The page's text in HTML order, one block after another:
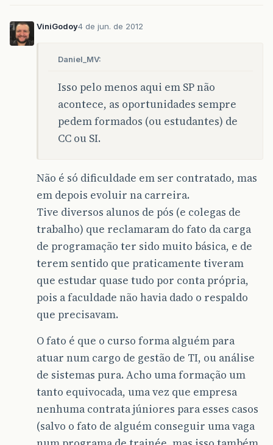
ViniGodoy4 de jun. de 2012
Daniel_MV:
Isso pelo menos aqui em SP não
acontece, as oportunidades sempre
pedem formados (ou estudantes) de
CC ou SI.
Não é só dificuldade em ser contratado, mas
em depois evoluir na carreira.
Tive diversos alunos de pós (e colegas de
trabalho) que reclamaram do fato da carga
de programação ter sido muito básica, e de
terem sentido que praticamente tiveram
que estudar quase tudo por conta própria,
pois a faculdade não havia dado o respaldo
que precisavam.
O fato é que o curso forma alguém para
atuar num cargo de gestão de TI, ou análise
de sistemas pura. Acho uma formação um
tanto equivocada, uma vez que empresa
nenhuma contrata júniores para esses casos
(salvo o fato de alguém conseguir uma vaga